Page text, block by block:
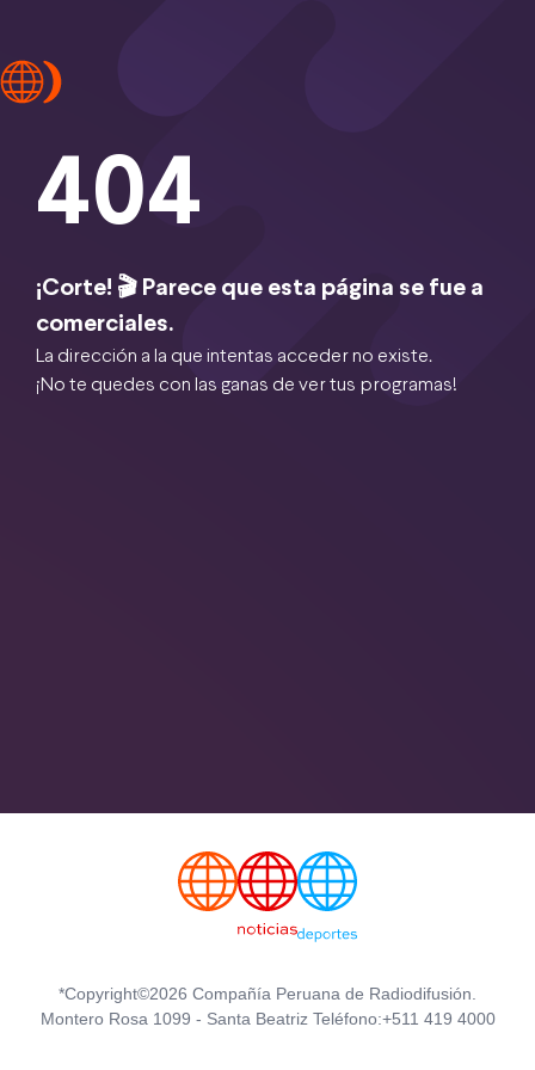
404
¡Corte! 🎬 Parece que esta página se fue a
comerciales.
La dirección a la que intentas acceder no existe.
¡No te quedes con las ganas de ver tus programas!
*Copyright©2026 Compañía Peruana de Radiodifusión.
Montero Rosa 1099 - Santa Beatriz Teléfono:+511 419 4000